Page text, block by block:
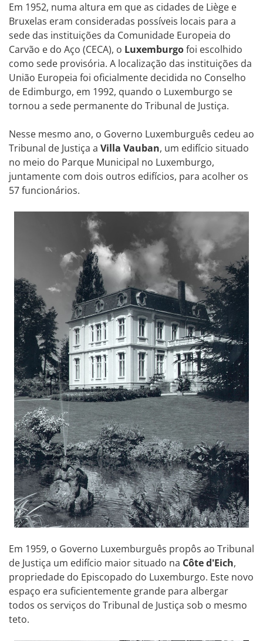
Em 1952, numa altura em que as cidades de Liège e
Bruxelas eram consideradas possíveis locais para a
sede das instituições da Comunidade Europeia do
Carvão e do Aço (CECA), o Luxemburgofoi escolhido
como sede provisória. A localização das instituições da
União Europeia foi oficialmente decidida no Conselho
de Edimburgo, em 1992, quando o Luxemburgo se
tornou a sede permanente do Tribunal de Justiça.
Nesse mesmo ano, o Governo Luxemburguês cedeu ao
Tribunal de Justiça a Villa Vauban, um edifício situado
no meio do Parque Municipal no Luxemburgo,
juntamente com dois outros edifícios, para acolher os
57 funcionários.
Em 1959, o Governo Luxemburguês propôs ao Tribunal
de Justiça um edifício maior situado na Côte d'Eich,
propriedade do Episcopado do Luxemburgo. Este novo
espaço era suficientemente grande para albergar
todos os serviços do Tribunal de Justiça sob o mesmo
teto.